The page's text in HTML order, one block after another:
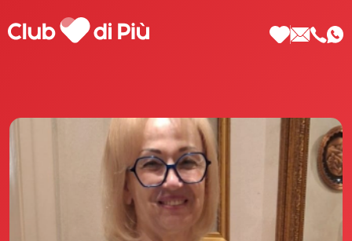
Scopri Club di Più
Le testimonianze Club di Più
La fondatrice Valeria Pilla